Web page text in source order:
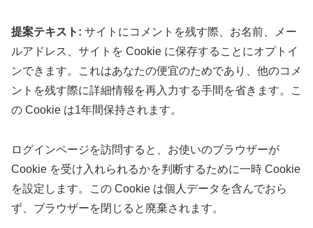
提案テキスト: サイトにコメントを残す際、お名前、メー
ルアドレス、サイトを Cookie に保存することにオプトイ
ンできます。これはあなたの便宜のためであり、他のコメ
ントを残す際に詳細情報を再入力する手間を省きます。こ
の Cookie は1年間保持されます。
ログインページを訪問すると、お使いのブラウザーが
Cookie を受け入れられるかを判断するために一時 Cookie
を設定します。この Cookie は個人データを含んでおら
ず、ブラウザーを閉じると廃棄されます。